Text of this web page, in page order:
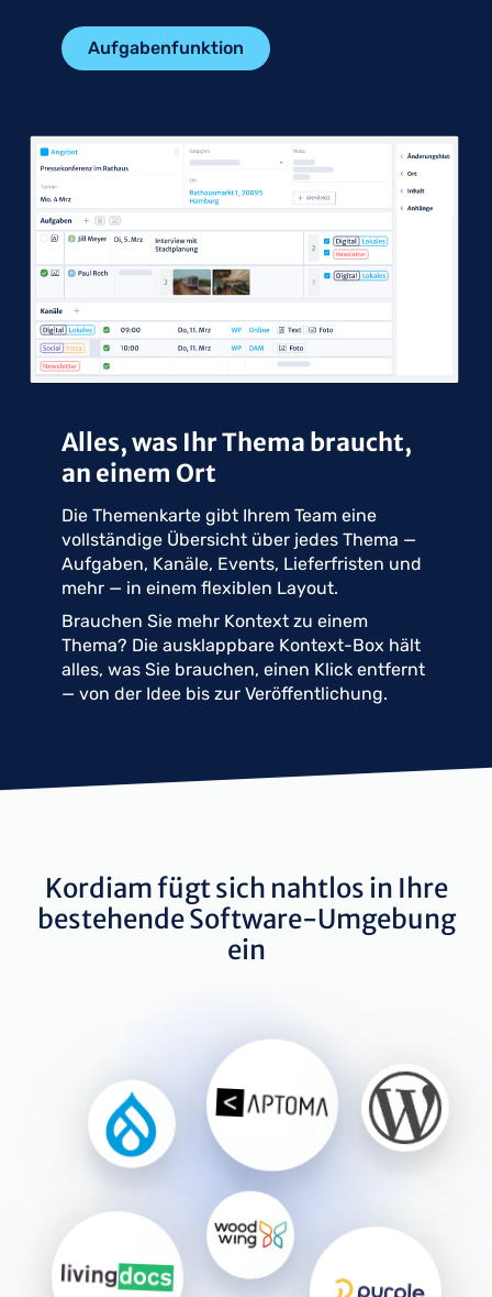
Aufgabenfunktion
Alles, was Ihr Thema braucht,
an einem Ort
Die Themenkarte gibt Ihrem Team eine
vollständige Übersicht über jedes Thema —
Aufgaben, Kanäle, Events, Lieferfristen und
mehr — in einem flexiblen Layout.
Brauchen Sie mehr Kontext zu einem
Thema? Die ausklappbare Kontext-Box hält
alles, was Sie brauchen, einen Klick entfernt
— von der Idee bis zur Veröffentlichung.
Kordiam fügt sich nahtlos in Ihre
bestehende Software-Umgebung
ein